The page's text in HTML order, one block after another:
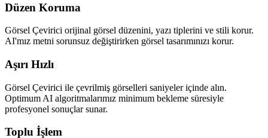
Düzen Koruma
Görsel Çevirici orijinal görsel düzenini, yazı tiplerini ve stili korur.
AI'mız metni sorunsuz değiştirirken görsel tasarımınızı korur.
Aşırı Hızlı
Görsel Çevirici ile çevrilmiş görselleri saniyeler içinde alın.
Optimum AI algoritmalarımız minimum bekleme süresiyle
profesyonel sonuçlar sunar.
Toplu İşlem